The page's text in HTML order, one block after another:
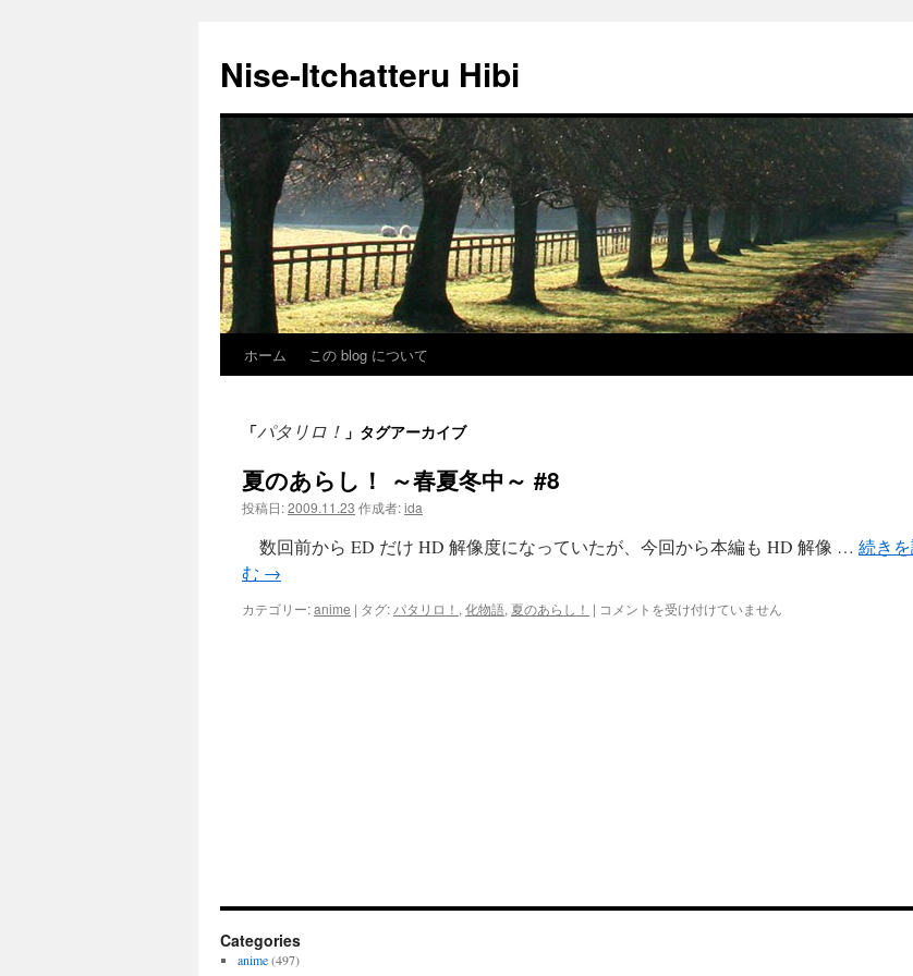
Nise-Itchatteru Hibi
ホーム この blog について
「パタリロ！ 」タグアーカイブ
夏のあらし！ ～春夏冬中～ #8
投稿日:2009.11.23 作成者:ida
数回前から ED だけ HD 解像度になっていたが、今回から本編も HD 解像 … 続き
む →
カテゴリー:anime | タグ: パタリロ！ , 化物語, 夏のあらし！ | 夏
コメントを受け付けていません
Categories
anime(497)